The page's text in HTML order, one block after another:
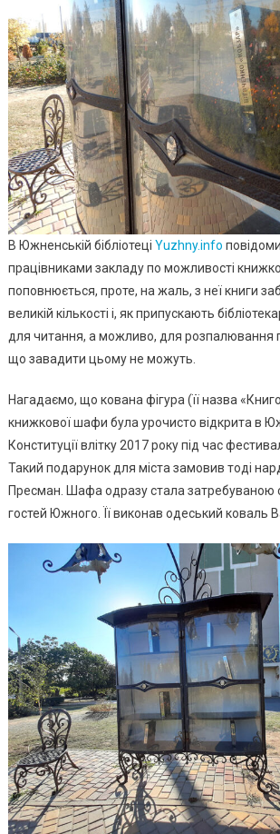
В Южненській бібліотеці Yuzhny.info
працівниками закладу по можливості
поповнюється, проте, на жаль, з неї книги
великій кількості і, як припускають
для читання, а можливо, для розпалювання
що завадити цьому не можуть.
Нагадаємо, що кована фігура (її назва
книжкової шафи була урочисто відкрита в
Конституції влітку 2017 року під час
Такий подарунок для міста замовив тоді
Пресман. Шафа одразу стала затребуваною
гостей Южного. Її виконав одеський коваль